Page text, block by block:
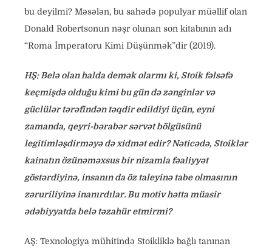
bu deyilmi? Məsələn, bu sahədə populyar müəllif olan
Donald Robertsonun nəşr olunan son kitabının adı
“Roma İmperatoru Kimi Düşünmək”dir (2019).
HŞ: Belə olan halda demək olarmı ki, Stoik fəlsəfə
keçmişdə olduğu kimi bu gün də zənginlər və
güclülər tərəfindən təqdir edildiyi üçün, eyni
zamanda, qeyri-bərabər sərvət bölgüsünü
legitimləşdirməyə də xidmət edir? Nəticədə, Stoiklər
kainatın özünəməxsus bir nizamla fəaliyyət
göstərdiyinə, insanın da öz taleyinə tabe olmasının
zəruriliyinə inanırdılar. Bu motiv hətta müasir
ədəbiyyatda belə təzahür etmirmi?
AŞ: Texnologiya mühitində Stoikliklə bağlı tanınan